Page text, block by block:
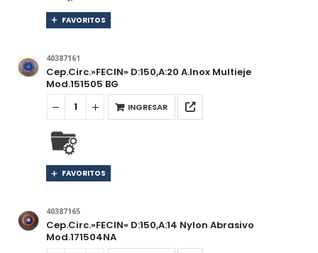
FAVORITOS
40387161
Cep.Circ.»FECIN» D:150,A:20 A.Inox Multieje
Mod.151505 BG
INGRESAR
FAVORITOS
40387165
Cep.Circ.»FECIN» D:150,A:14 Nylon Abrasivo
Mod.171504NA